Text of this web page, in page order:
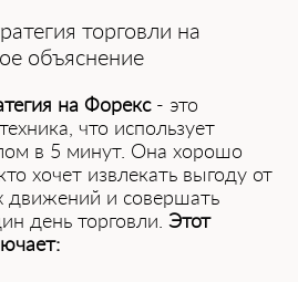
торговли на
объяснение
на Форекс- это
что использует
͏в 5 минут. Она хорошо
хочет извлекать выгоду от
и совершать
день торговли. Этот